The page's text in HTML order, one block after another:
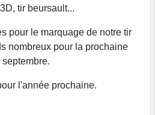
tir beursault...
pour le marquage de notre tir
nombreux pour la prochaine
l'année prochaine.